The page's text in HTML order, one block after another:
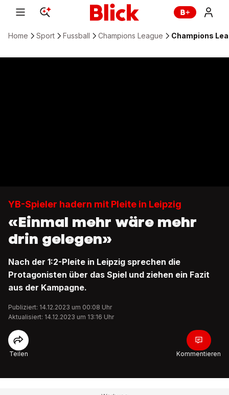
Home Sport Fussball Champions League Champions
YB-Spieler hadern mit Pleite in Leipzig
«Einmal mehr wäre mehr
drin gelegen»
Nach der 1:2-Pleite in Leipzig sprechen die
Protagonisten über das Spiel und ziehen ein Fazit
aus der Kampagne.
Publiziert: 14.12.2023 um 00:08 Uhr
Aktualisiert: 14.12.2023 um 13:16 Uhr
Teilen Kommentieren